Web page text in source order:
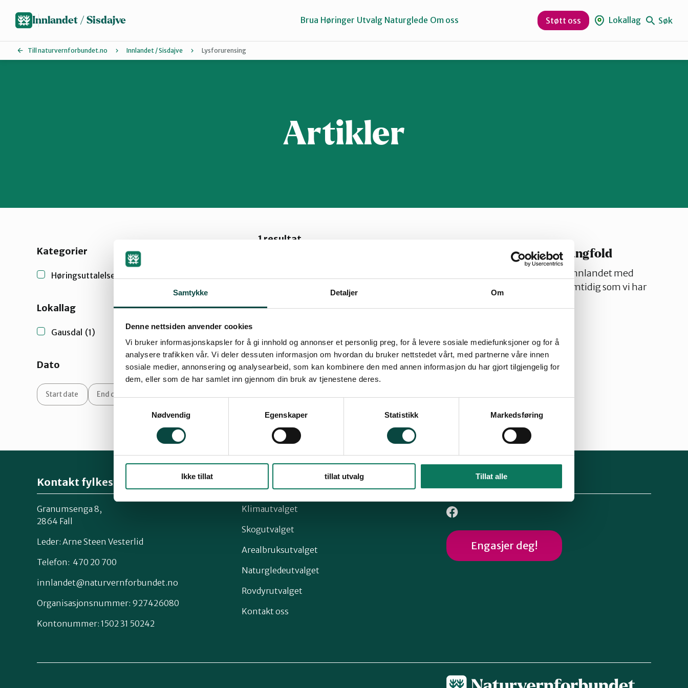
Samtykke Detaljer Om
Denne nettsiden anvender cookies
Vi bruker informasjonskapsler for å gi innhold og annonser et personlig preg, for å levere sosiale mediefunksjoner og for å
analysere trafikken vår. Vi deler dessuten informasjon om hvordan du bruker nettstedet vårt, med partnerne våre innen
sosiale medier, annonsering og analysearbeid, som kan kombinere den med annen informasjon du har gjort tilgjengelig for
dem, eller som de har samlet inn gjennom din bruk av tjenestene deres.
Samtykkevalg
Nødvendig
Egenskaper Statistikk Markedsføring
Ikke tillat tillat utvalg Tillat alle
hovedinnhold
Gran og Lunner
Innlandet / Sisdajve Brua Høringer Utvalg Naturglede Om oss Støtt oss Lokallag Søk
Till naturvernforbundet.no Innlandet / Sisdajve Lysforurensing
Artikler
Kategorier
Høringsuttalelser og brev
Lokallag
Gausdal (1)
Dato
1 resultat
Høringsuttalelse til Temaplan naturmangfold
Gausdal kommune er en av de første kommunene i Innlandet med
egen plan for naturmangfold. Det applauderer vi, samtidig som vi har
Kontakt fylkeslaget
Granumsenga 8,
2864 Fall
Leder: Arne Steen Vesterlid
Telefon: 470 20 700
innlandet@naturvernforbundet.no
Organisasjonsnummer: 927426080
Kontonummer: 1502 31 50242
Klimautvalget
Skogutvalget
Arealbruksutvalget
Naturgledeutvalget
Rovdyrutvalget
Kontakt oss
Følg oss
Engasjer deg!